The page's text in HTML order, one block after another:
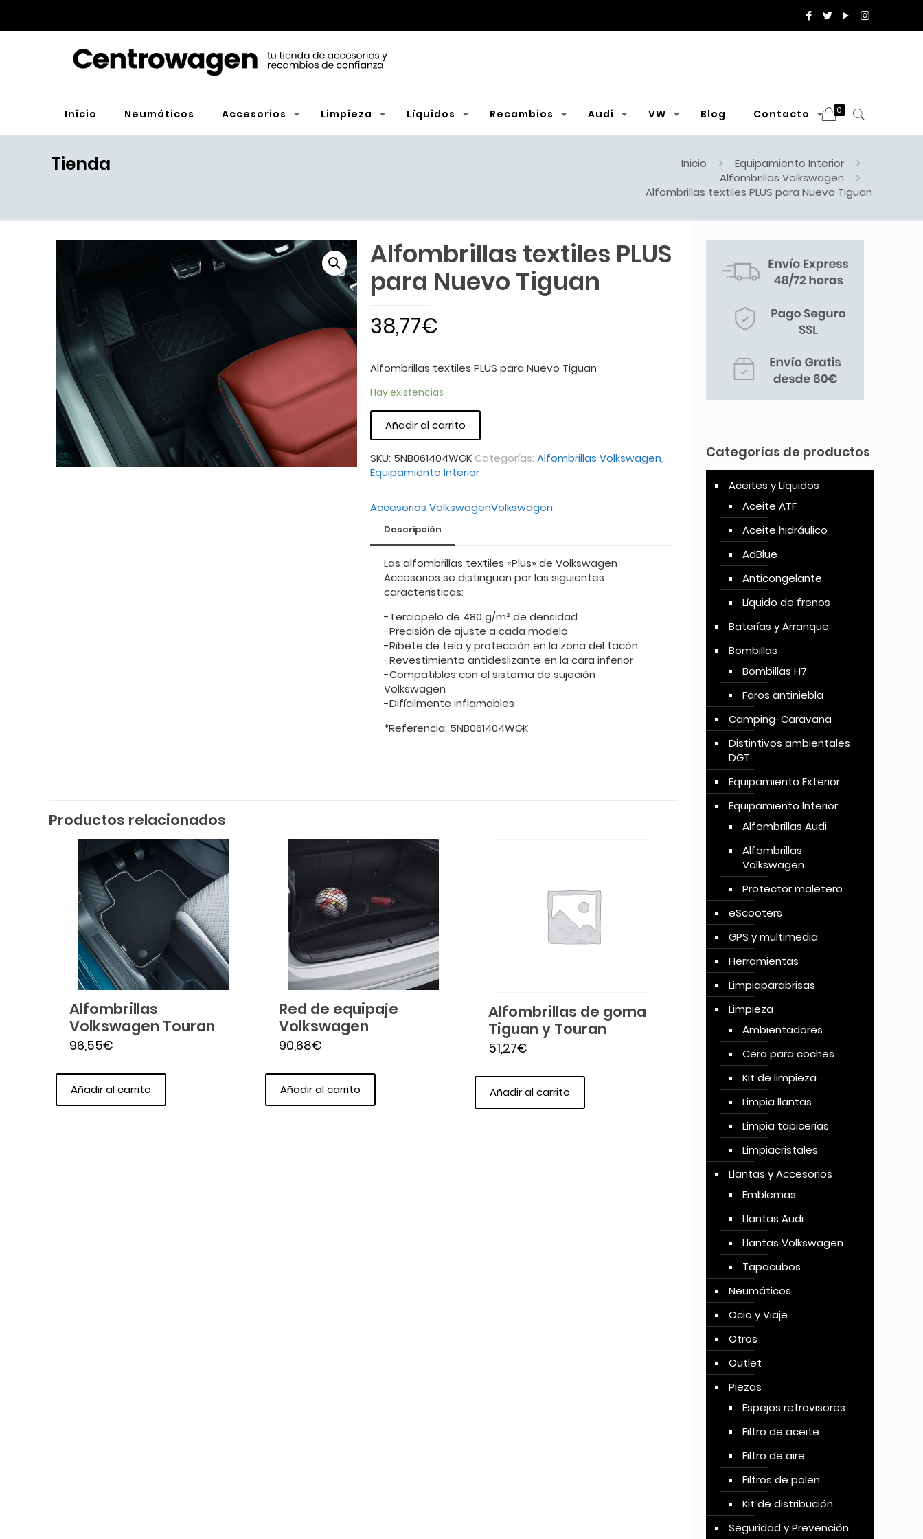
Inicio Neumáticos Accesorios Limpieza Líquidos Recambios Audi VW Blog Contacto 0
Tienda Inicio
Equipamiento Interior
Alfombrillas Volkswagen
Alfombrillas textiles PLUS para Nuevo Tiguan
Alfombrillas textiles PLUS
para Nuevo Tiguan
38,77€
Alfombrillas textiles PLUS para Nuevo Tiguan
Hay existencias
Añadir al carrito
SKU: 5NB061404WGK Categorías: Alfombrillas Volkswagen,
Equipamiento Interior
Accesorios VolkswagenVolkswagen
Descripción
Las alfombrillas textiles «Plus» de Volkswagen
Accesorios se distinguen por las siguientes
características:
-Terciopelo de 480 g/m² de densidad
-Precisión de ajuste a cada modelo
-Ribete de tela y protección en la zona del tacón
-Revestimiento antideslizante en la cara inferior
-Compatibles con el sistema de sujeción
Volkswagen
-Difícilmente inflamables
*Referencia: 5NB061404WGK
Productos relacionados
Alfombrillas
Volkswagen Touran
96,55€
Añadir al carrito
Red de equipaje
Volkswagen
90,68€
Añadir al carrito
Alfombrillas de goma
Tiguan y Touran
51,27€
Añadir al carrito
Categorías de productos
Aceites y Líquidos
Aceite ATF
Aceite hidráulico
AdBlue
Anticongelante
Líquido de frenos
Baterías y Arranque
Bombillas
Bombillas H7
Faros antiniebla
Camping-Caravana
Distintivos ambientales
DGT
Equipamiento Exterior
Equipamiento Interior
Alfombrillas Audi
Alfombrillas
Volkswagen
Protector maletero
eScooters
GPS y multimedia
Herramientas
Limpiaparabrisas
Limpieza
Ambientadores
Cera para coches
Kit de limpieza
Limpia llantas
Limpia tapicerías
Limpiacristales
Llantas y Accesorios
Emblemas
Llantas Audi
Llantas Volkswagen
Tapacubos
Neumáticos
Ocio y Viaje
Otros
Outlet
Piezas
Espejos retrovisores
Filtro de aceite
Filtro de aire
Filtros de polen
Kit de distribución
Seguridad y Prevención